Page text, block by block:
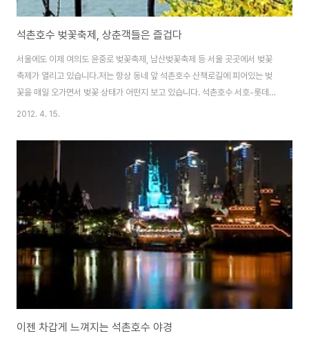
석촌호수 벚꽃축제, 상춘객들은 즐겁다
서울에도 이제 여의도 윤중로 벚꽃축제, 남산벚꽃축제 등 서울 곳곳에서 벚꽃
축제가 열리고 있습니다.저는 항상 동네 앞 석촌호수 산책로길에 피어있는 벚
꽃을 매일 오가면서 벚꽃 상태가 어떤지 보고 있습니다. 석촌호수 서호-롯데월
드 방향쪽은 이미 만개한 꽃들이 많습니다. 같은 서호라고 해도 롯데월드 맞은
있습니다. 동호에는 화요일쯤 되면 벚꽃이 만개하지 않을까요?작년에 비해 아
직 벚꽃들의 채비가 늦네요. 연인, 가족 그리고 친구들과 함께 분홍색, 노란색
봄꽃 배경으로 사진을 담아내는 모습을 볼 수 있습니다.일요일인 오늘 날씨도
좋으니 봄꽃구경 하러 고고고~
2012. 4. 15.
이젠 차갑게 느껴지는 석촌호수 야경